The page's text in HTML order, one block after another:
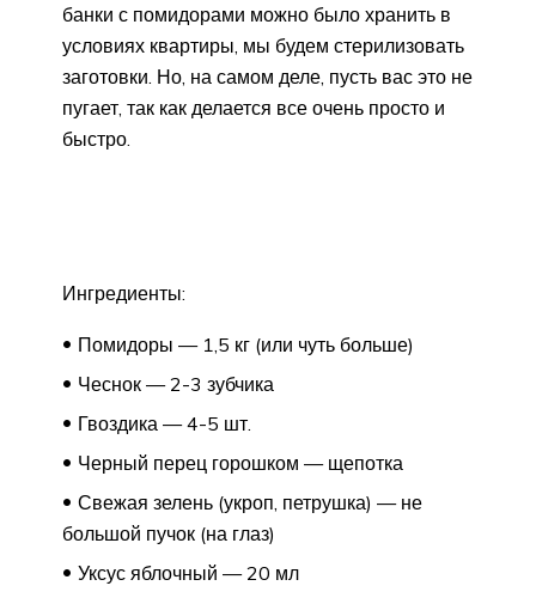
банки с помидорами можно было хранить в
условиях квартиры, мы будем стерилизовать
заготовки. Но, на самом деле, пусть вас это не
пугает, так как делается все очень просто и
быстро.
Ингредиенты:
Помидоры — 1,5 кг (или чуть больше)
Чеснок — 2-3 зубчика
Гвоздика — 4-5 шт.
Черный перец горошком — щепотка
Свежая зелень (укроп, петрушка) — не
большой пучок (на глаз)
Уксус яблочный — 20 мл